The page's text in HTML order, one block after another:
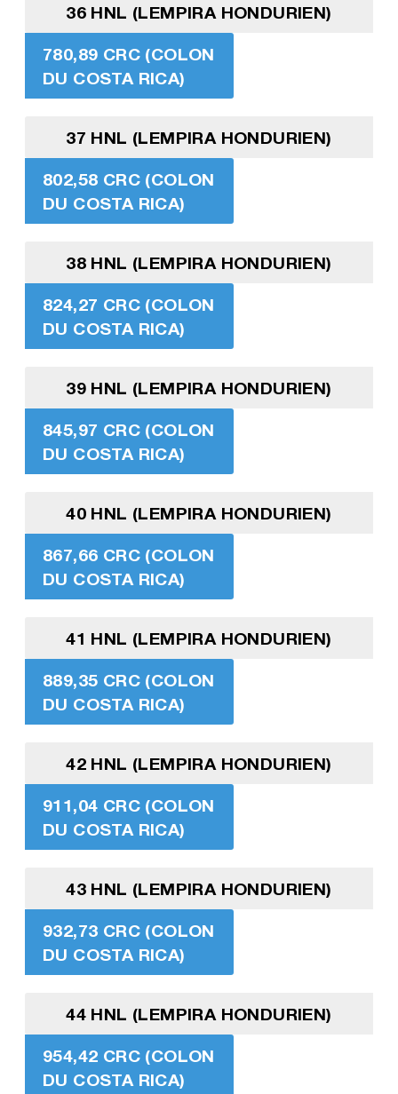
36 HNL (LEMPIRA HONDURIEN)
780,89 CRC (COLON
DU COSTA RICA)
37 HNL (LEMPIRA HONDURIEN)
802,58 CRC (COLON
DU COSTA RICA)
38 HNL (LEMPIRA HONDURIEN)
824,27 CRC (COLON
DU COSTA RICA)
39 HNL (LEMPIRA HONDURIEN)
845,97 CRC (COLON
DU COSTA RICA)
40 HNL (LEMPIRA HONDURIEN)
867,66 CRC (COLON
DU COSTA RICA)
41 HNL (LEMPIRA HONDURIEN)
889,35 CRC (COLON
DU COSTA RICA)
42 HNL (LEMPIRA HONDURIEN)
911,04 CRC (COLON
DU COSTA RICA)
43 HNL (LEMPIRA HONDURIEN)
932,73 CRC (COLON
DU COSTA RICA)
44 HNL (LEMPIRA HONDURIEN)
954,42 CRC (COLON
DU COSTA RICA)